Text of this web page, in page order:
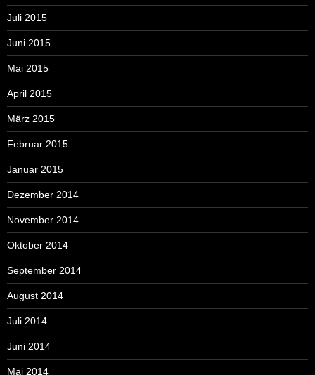
Juli 2015
Juni 2015
Mai 2015
April 2015
März 2015
Februar 2015
Januar 2015
Dezember 2014
November 2014
Oktober 2014
September 2014
August 2014
Juli 2014
Juni 2014
Mai 2014